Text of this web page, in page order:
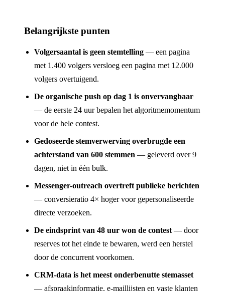
Belangrijkste punten
Volgersaantal is geen stemtelling — een pagina
met 1.400 volgers versloeg een pagina met 12.000
volgers overtuigend.
De organische push op dag 1 is onvervangbaar
— de eerste 24 uur bepalen het algoritmemomentum
voor de hele contest.
Gedoseerde stemverwerving overbrugde een
achterstand van 600 stemmen — geleverd over 9
dagen, niet in één bulk.
Messenger-outreach overtreft publieke berichten
— conversieratio 4× hoger voor gepersonaliseerde
directe verzoeken.
De eindsprint van 48 uur won de contest — door
reserves tot het einde te bewaren, werd een herstel
door de concurrent voorkomen.
CRM-data is het meest onderbenutte stemasset
— afspraakinformatie, e-maillijsten en vaste klanten